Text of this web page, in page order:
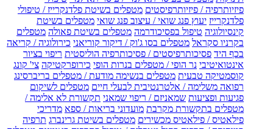
פיזיותרפיה / פיזיותרפיסטים מטפלים בשיטת פלדנקרייז / טיפולי
פלדנקרייז יעוץ פנג שואי / עיצוב פנג שואי מטפלים בשיטת
קינסיולוגיה טיפול בפסיכודרמה מטפלים בשיטת פאולה מטפלים
בקרניו סקראל מטפלים בסו ג'וק / דיקור קוריאני כירולוגיה / קריאה
בכף היד פסיכותרפיסטים / פסיכותרפיה הוליסטית ריפוי בציור
אינטואיטיבי נר הופי / מטפלים בנרות הופי כירופרקטיקה צי' קונג
קוסמטיקה טבעית מטפלים בנשימה מודעת / מטפלים בריברסינג
רפואה משלימה / אלטרנטיבית לבעלי חיים מטפלים לשיקום
פגיעות ופציעות שמאניזם / ריפוי שמאני תקשורת לא אלימה /
מטפלים בתקשורת מקרבת מועדוני בריאות / ספא מדריכי
פילאטיס / פילאטיס מכשירים מטפלים בשיטת גרינברג תרפיה